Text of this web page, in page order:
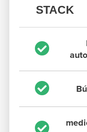
STACK